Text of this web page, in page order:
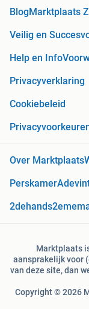
Blog Marktplaats
Veilig en
Help en Info
Privacyverklaring
Cookiebeleid
Over Marktplaats
Perskamer
2dehands
Marktplaats
aansprakelijk voor
van deze site, dan
Copyright © 2026